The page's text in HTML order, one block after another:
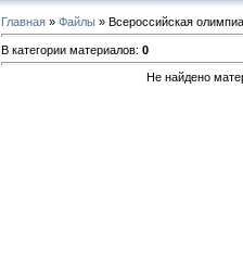
Главная » Файлы » Всероссийская
В категории материалов: 0
Не найдено